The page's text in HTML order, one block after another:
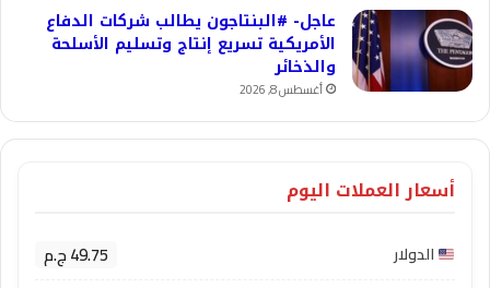
عاجل- #البنتاجون يطالب شركات الدفاع
الأمريكية تسريع إنتاج وتسليم الأسلحة
والذخائر
أغسطس 8, 2026
أسعار العملات اليوم
الدولار 49.75 ج.م